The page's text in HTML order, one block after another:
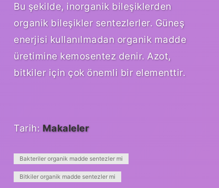
Bu şekilde, inorganik bileşiklerden
organik bileşikler sentezlerler. Güneş
enerjisi kullanılmadan organik madde
üretimine kemosentez denir. Azot,
bitkiler için çok önemli bir elementtir.
Tarih: Makaleler
Bakteriler organik madde sentezler mi
Bitkiler organik madde sentezler mi